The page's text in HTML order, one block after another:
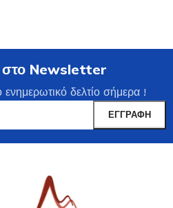
στο Newsletter
ενημερωτικό δελτίο σήμερα !